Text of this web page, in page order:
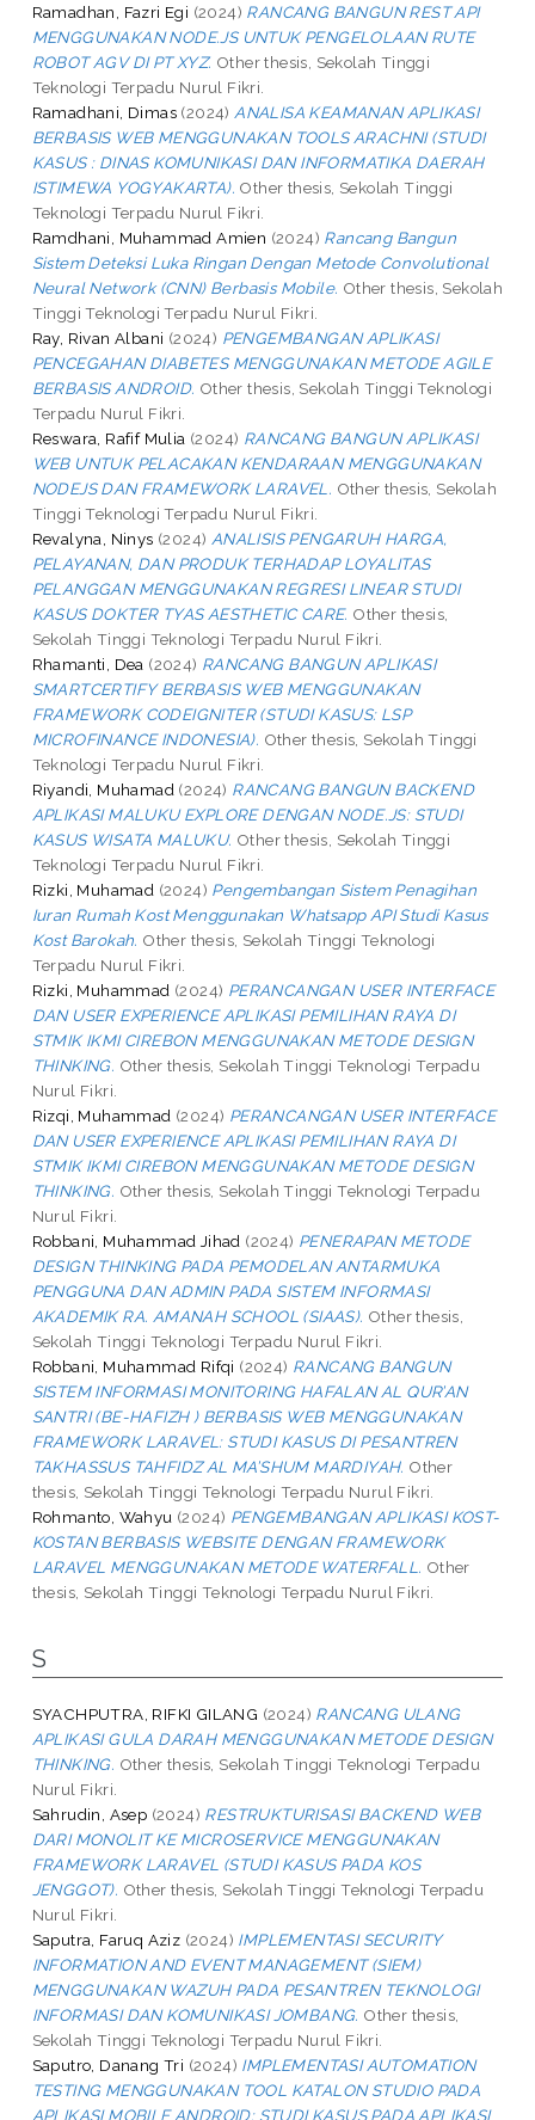
Ramadhan, Fazri Egi (2024) RANCANG BANGUN REST API
MENGGUNAKAN NODE.JS UNTUK PENGELOLAAN RUTE
ROBOT AGV DI PT XYZ. Other thesis, Sekolah Tinggi
Teknologi Terpadu Nurul Fikri.
Ramadhani, Dimas (2024) ANALISA KEAMANAN APLIKASI
BERBASIS WEB MENGGUNAKAN TOOLS ARACHNI (STUDI
KASUS : DINAS KOMUNIKASI DAN INFORMATIKA DAERAH
ISTIMEWA YOGYAKARTA). Other thesis, Sekolah Tinggi
Teknologi Terpadu Nurul Fikri.
Ramdhani, Muhammad Amien (2024) Rancang Bangun
Sistem Deteksi Luka Ringan Dengan Metode Convolutional
Neural Network (CNN) Berbasis Mobile. Other thesis, Sekolah
Tinggi Teknologi Terpadu Nurul Fikri.
Ray, Rivan Albani (2024) PENGEMBANGAN APLIKASI
PENCEGAHAN DIABETES MENGGUNAKAN METODE AGILE
BERBASIS ANDROID. Other thesis, Sekolah Tinggi Teknologi
Terpadu Nurul Fikri.
Reswara, Rafif Mulia (2024) RANCANG BANGUN APLIKASI
WEB UNTUK PELACAKAN KENDARAAN MENGGUNAKAN
NODEJS DAN FRAMEWORK LARAVEL. Other thesis, Sekolah
Tinggi Teknologi Terpadu Nurul Fikri.
Revalyna, Ninys (2024) ANALISIS PENGARUH HARGA,
PELAYANAN, DAN PRODUK TERHADAP LOYALITAS
PELANGGAN MENGGUNAKAN REGRESI LINEAR STUDI
KASUS DOKTER TYAS AESTHETIC CARE. Other thesis,
Sekolah Tinggi Teknologi Terpadu Nurul Fikri.
Rhamanti, Dea (2024) RANCANG BANGUN APLIKASI
SMARTCERTIFY BERBASIS WEB MENGGUNAKAN
FRAMEWORK CODEIGNITER (STUDI KASUS: LSP
MICROFINANCE INDONESIA). Other thesis, Sekolah Tinggi
Teknologi Terpadu Nurul Fikri.
Riyandi, Muhamad (2024) RANCANG BANGUN BACKEND
APLIKASI MALUKU EXPLORE DENGAN NODE.JS: STUDI
KASUS WISATA MALUKU. Other thesis, Sekolah Tinggi
Teknologi Terpadu Nurul Fikri.
Rizki, Muhamad (2024) Pengembangan Sistem Penagihan
Iuran Rumah Kost Menggunakan Whatsapp API Studi Kasus
Kost Barokah. Other thesis, Sekolah Tinggi Teknologi
Terpadu Nurul Fikri.
Rizki, Muhammad (2024) PERANCANGAN USER INTERFACE
DAN USER EXPERIENCE APLIKASI PEMILIHAN RAYA DI
STMIK IKMI CIREBON MENGGUNAKAN METODE DESIGN
THINKING. Other thesis, Sekolah Tinggi Teknologi Terpadu
Nurul Fikri.
Rizqi, Muhammad (2024) PERANCANGAN USER INTERFACE
DAN USER EXPERIENCE APLIKASI PEMILIHAN RAYA DI
STMIK IKMI CIREBON MENGGUNAKAN METODE DESIGN
THINKING. Other thesis, Sekolah Tinggi Teknologi Terpadu
Nurul Fikri.
Robbani, Muhammad Jihad (2024) PENERAPAN METODE
DESIGN THINKING PADA PEMODELAN ANTARMUKA
PENGGUNA DAN ADMIN PADA SISTEM INFORMASI
AKADEMIK RA. AMANAH SCHOOL (SIAAS). Other thesis,
Sekolah Tinggi Teknologi Terpadu Nurul Fikri.
Robbani, Muhammad Rifqi (2024) RANCANG BANGUN
SISTEM INFORMASI MONITORING HAFALAN AL QUR’AN
SANTRI (BE-HAFIZH ) BERBASIS WEB MENGGUNAKAN
FRAMEWORK LARAVEL: STUDI KASUS DI PESANTREN
TAKHASSUS TAHFIDZ AL MA’SHUM MARDIYAH. Other
thesis, Sekolah Tinggi Teknologi Terpadu Nurul Fikri.
Rohmanto, Wahyu (2024) PENGEMBANGAN APLIKASI KOST-
KOSTAN BERBASIS WEBSITE DENGAN FRAMEWORK
LARAVEL MENGGUNAKAN METODE WATERFALL. Other
thesis, Sekolah Tinggi Teknologi Terpadu Nurul Fikri.
S
SYACHPUTRA, RIFKI GILANG (2024) RANCANG ULANG
APLIKASI GULA DARAH MENGGUNAKAN METODE DESIGN
THINKING. Other thesis, Sekolah Tinggi Teknologi Terpadu
Nurul Fikri.
Sahrudin, Asep (2024) RESTRUKTURISASI BACKEND WEB
DARI MONOLIT KE MICROSERVICE MENGGUNAKAN
FRAMEWORK LARAVEL (STUDI KASUS PADA KOS
JENGGOT). Other thesis, Sekolah Tinggi Teknologi Terpadu
Nurul Fikri.
Saputra, Faruq Aziz (2024) IMPLEMENTASI SECURITY
INFORMATION AND EVENT MANAGEMENT (SIEM)
MENGGUNAKAN WAZUH PADA PESANTREN TEKNOLOGI
INFORMASI DAN KOMUNIKASI JOMBANG. Other thesis,
Sekolah Tinggi Teknologi Terpadu Nurul Fikri.
Saputro, Danang Tri (2024) IMPLEMENTASI AUTOMATION
TESTING MENGGUNAKAN TOOL KATALON STUDIO PADA
APLIKASI MOBILE ANDROID: STUDI KASUS PADA APLIKASI